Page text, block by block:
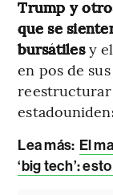
Trump y
que se
bursátilesy
en pos de
reestructurar
Lea más: El
‘big tech’: